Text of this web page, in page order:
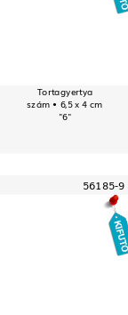
Tortagyertya
szám • 6,5 x 4 cm
"6"
56185-9